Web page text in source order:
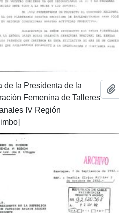
de la Presidenta de la
Femenina de Talleres
IV Región